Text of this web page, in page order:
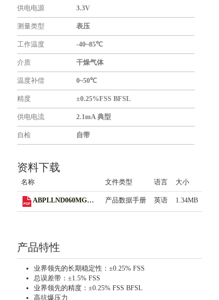
供电电源 3.3V
测量类型 表压
工作温度 -40~85℃
介质 干燥气体
温度补偿 0~50℃
精度 ±0.25%FSS BFSL
供电电流 2.1mA 典型
自检 自带
资料下载
名称 文件类型 语言 大小
ABPLLND060MGAA3 产品数据手册 英语 1.34MB
产品特性
业界领先的长期稳定性：±0.25% FSS
总误差带：±1.5% FSS
业界领先的精度：±0.25% FSS BFSL
高抗爆压力